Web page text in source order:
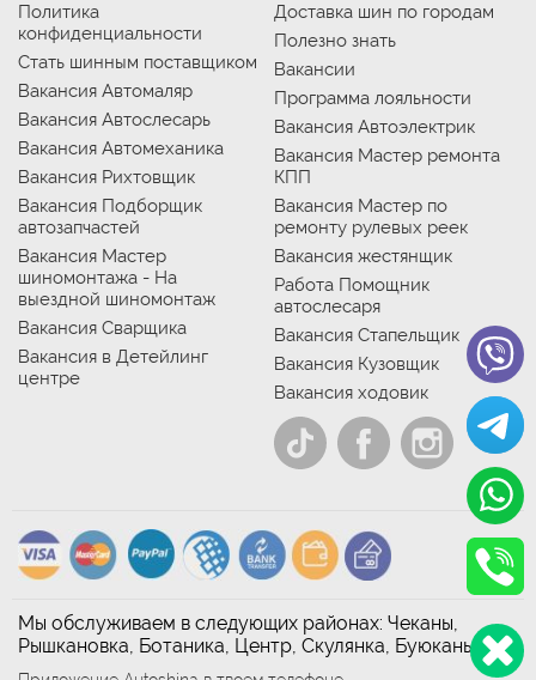
Политика
конфиденциальности
Стать шинным поставщиком
Вакансия Автомаляр
Вакансия Автослесарь
Вакансия Автомеханика
Вакансия Рихтовщик
Вакансия Подборщик
автозапчастей
Вакансия Мастер
шиномонтажа - На
выездной шиномонтаж
Вакансия Сварщика
Вакансия в Детейлинг
центре
Доставка шин по городам
Полезно знать
Вакансии
Программа лояльности
Вакансия Автоэлектрик
Вакансия Мастер ремонта
КПП
Вакансия Мастер по
ремонту рулевых реек
Вакансия жестянщик
Работа Помощник
автослесаря
Вакансия Стапельщик
Вакансия Кузовщик
Вакансия ходовик
Мы обслуживаем в следующих районах: Чеканы,
Рышкановка, Ботаника, Центр, Скулянка, Буюканы